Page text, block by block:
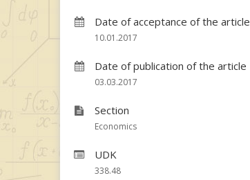
Date of acceptance of the article
10.01.2017
Date of publication of the article
03.03.2017
Section
Economics
UDK
338.48